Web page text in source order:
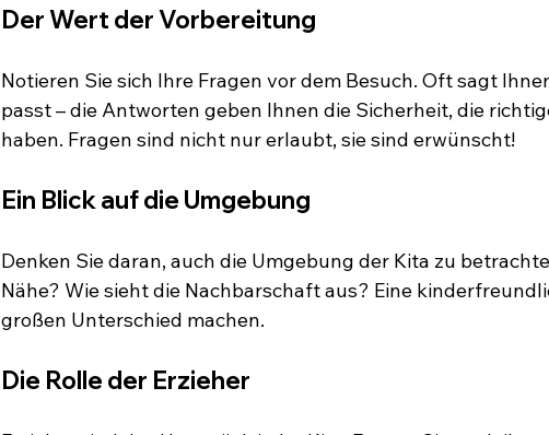
Der Wert der Vorbereitung
Notieren Sie sich Ihre Fragen vor dem Besuch. Oft sagt
passt – die Antworten geben Ihnen die Sicherheit, die
haben. Fragen sind nicht nur erlaubt, sie sind erwünscht!
Ein Blick auf die Umgebung
Denken Sie daran, auch die Umgebung der Kita zu
Nähe? Wie sieht die Nachbarschaft aus? Eine
großen Unterschied machen.
Die Rolle der Erzieher